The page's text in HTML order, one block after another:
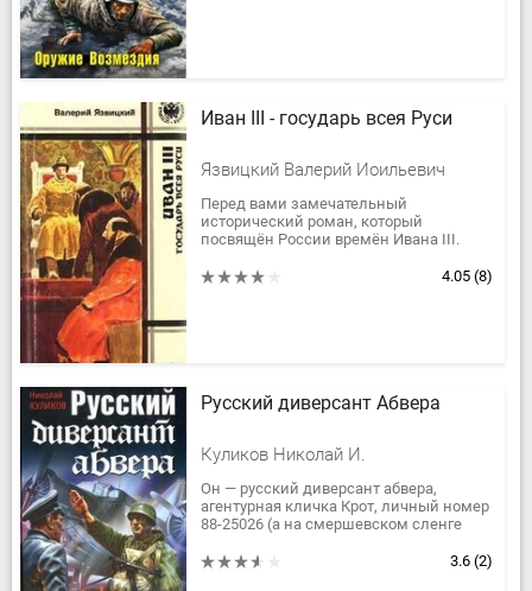
Иван III - государь всея Руси
Язвицкий Валерий Иоильевич
Перед вами замечательный
исторический роман, который
посвящён России времён Ивана III.
Грозного. Этот незаурядный
4.05 (8)
Русский диверсант Абвера
Куликов Николай И.
Он — русский диверсант абвера,
агентурная кличка Крот, личный номер
88-25026 (а на смершевском сленге
«паршами»). Сын расстрелянного...3.6 (2)